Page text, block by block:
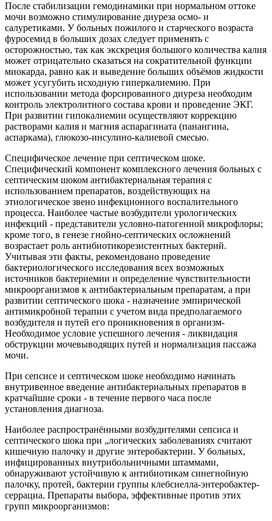
После стабилизации гемодинамики при нормальном оттоке
мочи возможно стимулирование диуреза осмо- и
салуретиками. У больных пожилого и старческого возраста
фуросемид в больших дозах следует применять с
осторожностью, так как экскреция большого количества калия
может отрицательно сказаться на сократительной функции
миокарда, равно как и выведение больших объёмов жидкости
может усугубить исходную гиперкалиемию. При
использовании метода форсированного диуреза необходим
контроль электролитного состава крови и проведение ЭКГ.
При развитии гипокалиемии осуществляют коррекцию
растворами калия и магния аспарагината (панангина,
аспаркама), глюкозо-инсулино-калиевой смесью.
Специфическое лечение при септическом шоке.
Специфический компонент комплексного лечения больных с
септическим шоком антибактериальная терапия с
использованием препаратов, воздействующих на
этиологическое звено инфекционного воспалительного
процесса. Наиболее частые возбудители урологических
инфекций - представители условно-патогенной микрофлоры;
кроме того, в генезе гнойно-септических осложнений
возрастает роль антибиотикорезистентных бактерий.
Учитывая эти факты, рекомендовано проведение
бактериологического исследования всех возможных
источников бактериемии и определение чувствительности
микроорганизмов к антибактериальным препаратам, а при
развитии септического шока - назначение эмпирической
антимикробной терапии с учетом вида предполагаемого
возбудителя и путей его проникновения в организм-
Необходимое условие успешного лечения - ликвидация
обструкции мочевыводящих путей и нормализация пассажа
мочи.
При сепсисе и септическом шоке необходимо начинать
внутривенное введение антибактериальных препаратов в
кратчайшие сроки - в течение первого часа после
установления диагноза.
Наиболее распространёнными возбудителями сепсиса и
септического шока при „логических заболеваниях считают
кишечную палочку и другие энтеробактерии. У больных,
инфицированных внутрибольничными штаммами,
обнаруживают устойчивую к антибиотикам синегнойную
палочку, протей, бактерии группы клебсиелла-энтеробактер-
серрациа. Препараты выбора, эффективные против этих
групп микроорганизмов: